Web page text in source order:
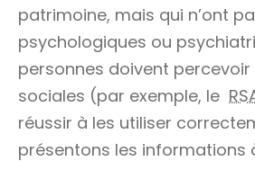
patrimoine, mais qui n’ont
psychologiques ou
personnes doivent
sociales (par exemple, le
réussir à les utiliser
présentons les informations